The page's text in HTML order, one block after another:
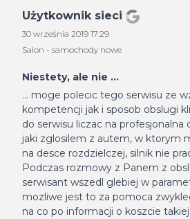
Użytkownik sieci
30 września 2019 17:29
Salon - samochody nowe
Niestety, ale nie ...
... moge polecic tego serwisu ze
kompetencji jak i sposob obslugi
do serwisu liczac na
jaki zglosilem z autem, w ktorym
na desce rozdzielczej, silnik nie
Podczas rozmowy z Panem z
serwisant wszedl glebiej w
mozliwe jest to za pomoca
na co po informacji o koszcie